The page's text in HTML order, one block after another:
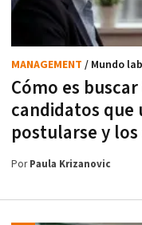
Cómo es
candidatos que
postularse y
MANAGEMENT / Mundo
PorPaula Krizanovic